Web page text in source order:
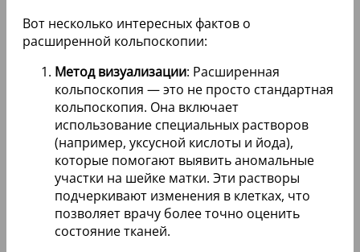
Вот несколько интересных фактов о
расширенной кольпоскопии:
Метод визуализации: Расширенная
кольпоскопия — это не просто стандартная
кольпоскопия. Она включает
использование специальных растворов
(например, уксусной кислоты и йода),
которые помогают выявить аномальные
участки на шейке матки. Эти растворы
подчеркивают изменения в клетках, что
позволяет врачу более точно оценить
состояние тканей.